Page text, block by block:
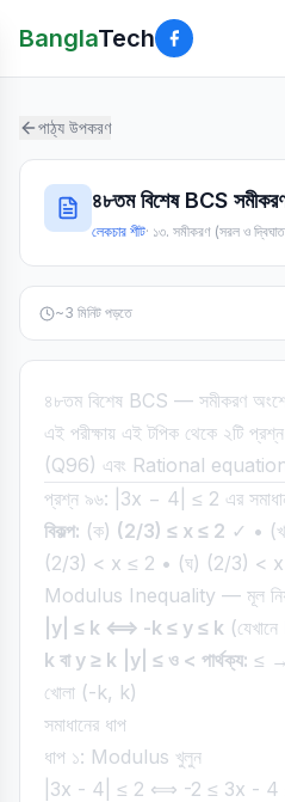
BanglaTech
পাঠ্য উপকরণ
৪৮তম বিশেষ BCS
লেকচার শীট· ১৩. সমীকরণ (সরল ও
~3 মিনিট পড়তে
৪৮তম বিশেষ BCS — সমীকরণ
এই পরীক্ষায় এই টপিক থেকে
(Q96) এবং Rational
প্রশ্ন ৯৬: |3x − 4| ≤ 2 এর
বিকল্প: (ক) (2/3) ≤ x ≤ 2 ✓ •
(2/3) < x ≤ 2 • (ঘ) (2/3) <
Modulus Inequality — মূল
|y| ≤ k ⟺ -k ≤ y ≤ k
k বা y ≥ k |y| ≤ ও < পার্থক্য: ≤
খোলা (-k, k)
সমাধানের ধাপ
ধাপ ১: Modulus খুলুন
|3x - 4| ≤ 2 ⟺ -2 ≤ 3x - 4